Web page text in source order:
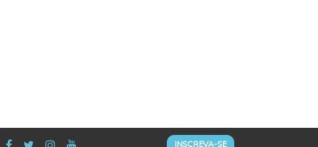
INSCREVA-SE